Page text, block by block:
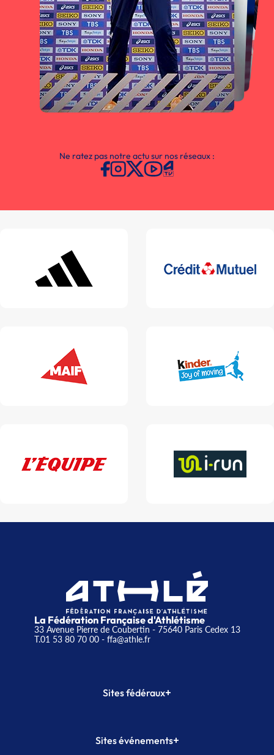
Ne ratez pas notre actu sur nos réseaux :
La Fédération Française d'Athlétisme
33 Avenue Pierre de Coubertin - 75640 Paris Cedex 13
T.01 53 80 70 00- ffa@athle.fr
Sites fédéraux+
Plateforme Formation
Sites événements+